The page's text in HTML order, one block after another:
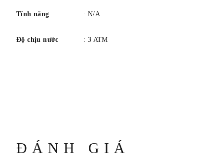
Tính năng : N/A
Độ chịu nước : 3 ATM
ĐÁNH GIÁ